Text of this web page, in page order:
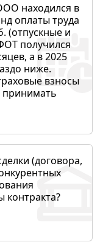
находился в
оплаты труда
(отпускные и
получился
а в 2025
ниже.
взносы
принимать
(договора,